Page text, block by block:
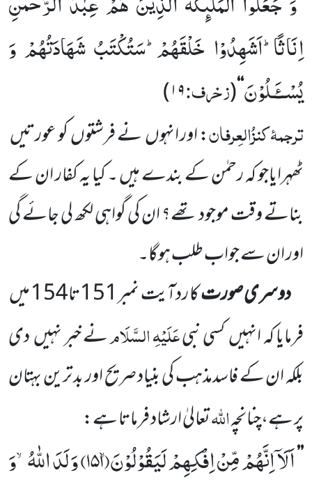
اِنَاثًاؕ-اَشَهِدُوْا خَلْقَهُمْؕ-سَتُكْتَبُ شَهَادَتُهُمْ وَ
یُسْــٴَـلُوْنَ‘‘
(زخرف:۱۹)
ترجمۂکنزُالعِرفان: اور انہوںنے فرشتوںکو عورتیں
ٹھہرایاجو کہ رحمٰن کے بندے ہیں ۔ کیا یہ کفار ان کے
بناتے وقت موجود تھے؟ ان کی گواہی لکھ لی جائے گی
اور ان سے جواب طلب ہوگا۔
دوسری صورتکا ردآیت نمبر151تا154میں
فرمایا کہ انہیںکسی نبیعَلَیْہِ السَّلَامنے خبر نہیںدی
بلکہ ان کے فاسدمذہب کی بنیاد صریح اور بد ترین بہتان
پر ہے،چنانچہاللہتعالیٰ ارشاد فرماتا ہے:
’’اَلَاۤ اِنَّهُمْ مِّنْ اِفْكِهِمْ لَیَقُوْلُوْنَۙ(۱۵۱) وَلَدَ اللّٰهُۙ-وَ